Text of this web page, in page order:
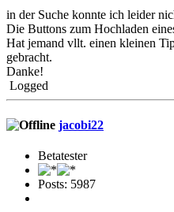
in der Suche konnte ich leider
Die Buttons zum Hochladen
Hat jemand vllt. einen kleinen
gebracht.
Danke!
Logged
jacobi22
Betatester
Posts: 5987